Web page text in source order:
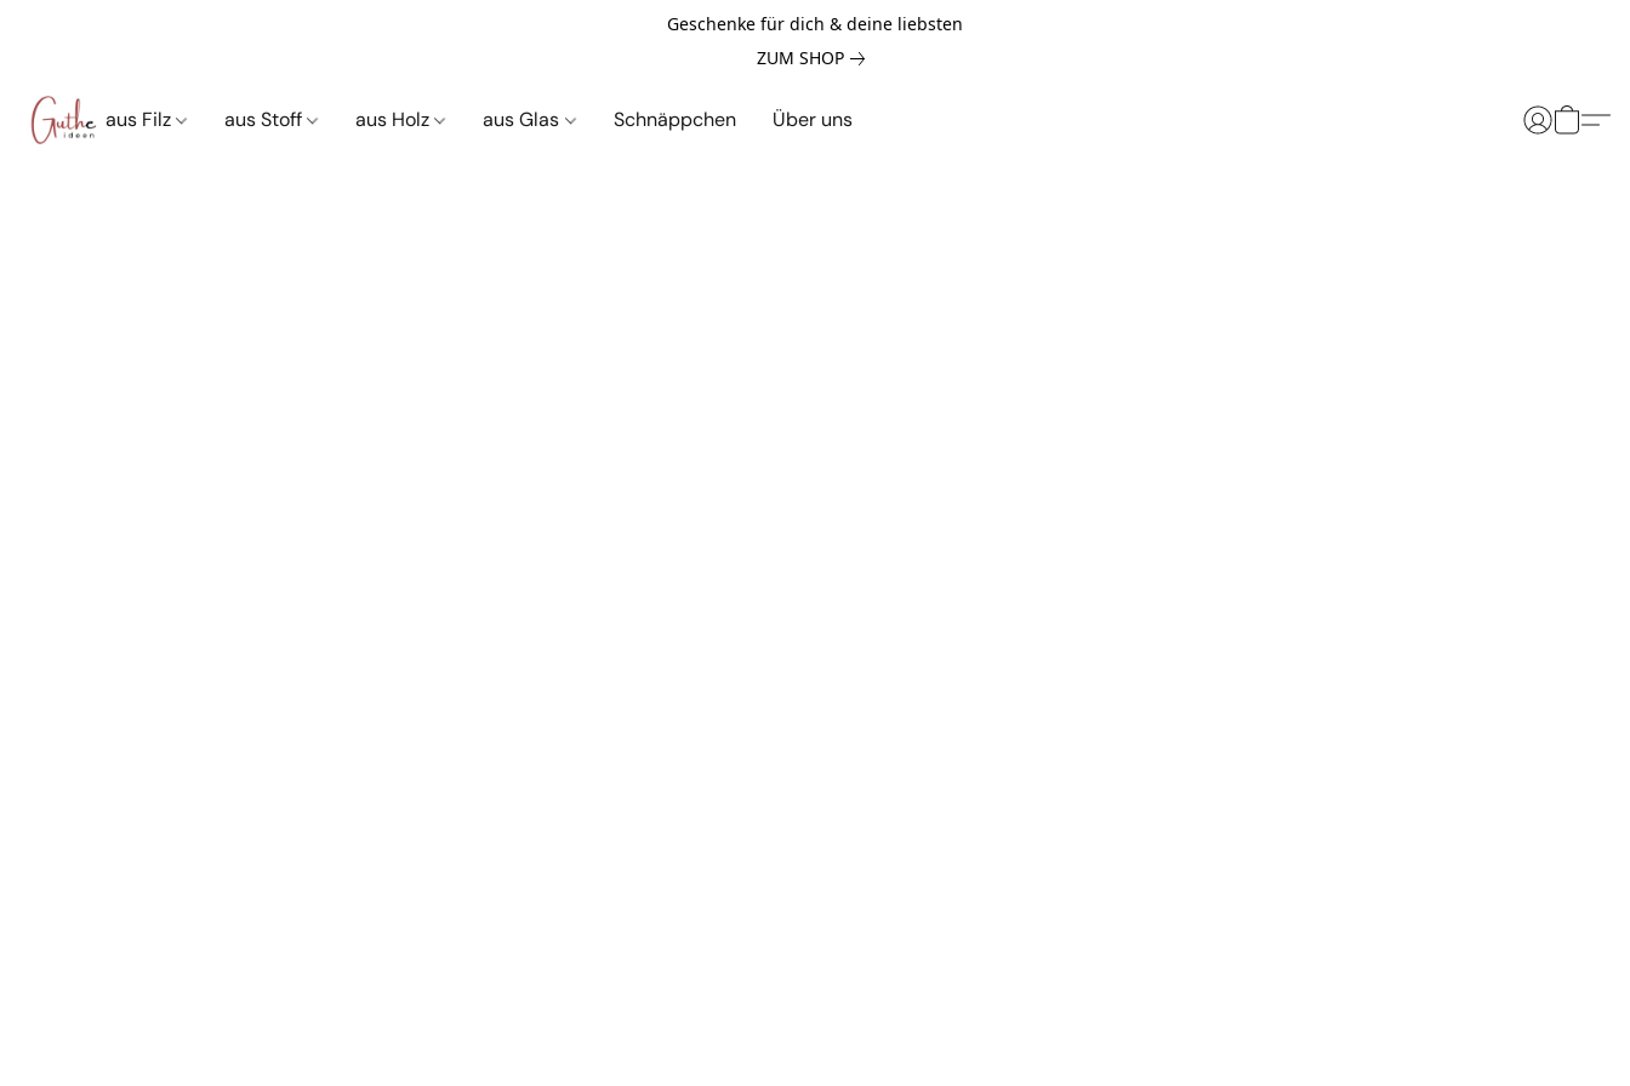
Geschenke für dich & deine liebsten
ZUM SHOP
aus Filz aus Stoff aus Holz aus Glas Schnäppchen Über uns